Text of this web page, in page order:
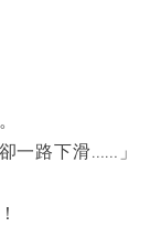
一路下滑……」